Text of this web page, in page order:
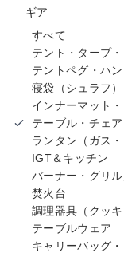
ギア
すべて
テント・タープ
テントペグ・ハ
寝袋（シュラフ
インナーマット
テーブル・チェア
ランタン（ガス
IGT＆キッチン
バーナー・グリ
焚火台
調理器具（クッキ
テーブルウェア
キャリーバッグ